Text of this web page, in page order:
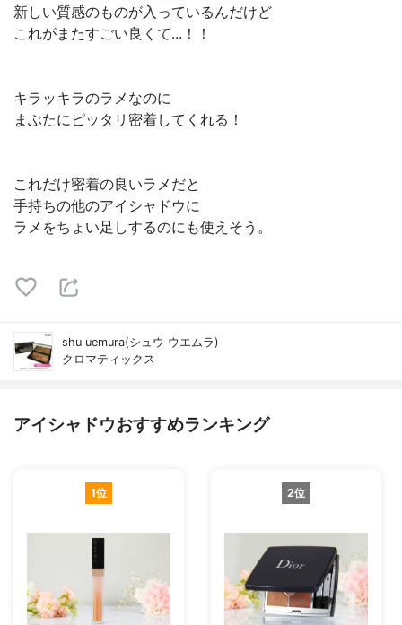
新しい質感のものが入っているんだけど
これがまたすごい良くて...！！
キラッキラのラメなのに
まぶたにピッタリ密着してくれる！
これだけ密着の良いラメだと
手持ちの他のアイシャドウに
ラメをちょい足しするのにも使えそう。
shu uemura(シュウ ウエムラ)
クロマティックス
アイシャドウおすすめランキング
1位 2位